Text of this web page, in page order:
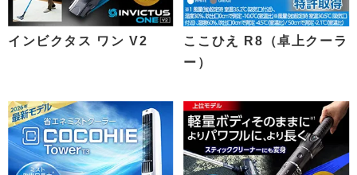
インビクタス ワン V2
ここひえ R8（卓上クーラ
ー）